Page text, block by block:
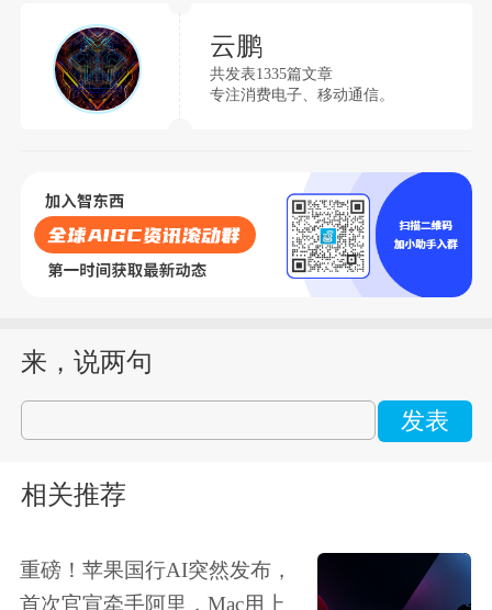
云鹏
共发表1335篇文章
专注消费电子、移动通信。
来，说两句
发表
相关推荐
重磅！苹果国行AI突然发布，
首次官宣牵手阿里，Mac用上